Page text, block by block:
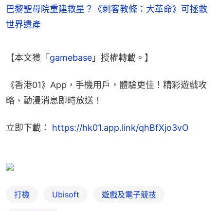
巴黎聖母院重建救星？《刺客教條：大革命》可拯救
世界遺產
【本文獲「 gamebase 」授權轉載。】
《香港01》App，手機用戶，體驗更佳！精彩遊戲攻
略、動漫消息即時放送！
立即下載： https://hk01.app.link/qhBfXjo3vO
打機 Ubisoft 遊戲及電子競技